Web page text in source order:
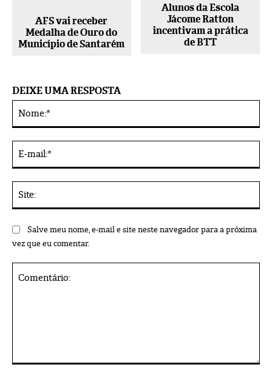
AFS vai receber
Medalha de Ouro do
Município de Santarém
Alunos da Escola
Jácome Ratton
incentivam a prática
de BTT
DEIXE UMA RESPOSTA
Salve meu nome, e-mail e site neste navegador para a próxima
vez que eu comentar.